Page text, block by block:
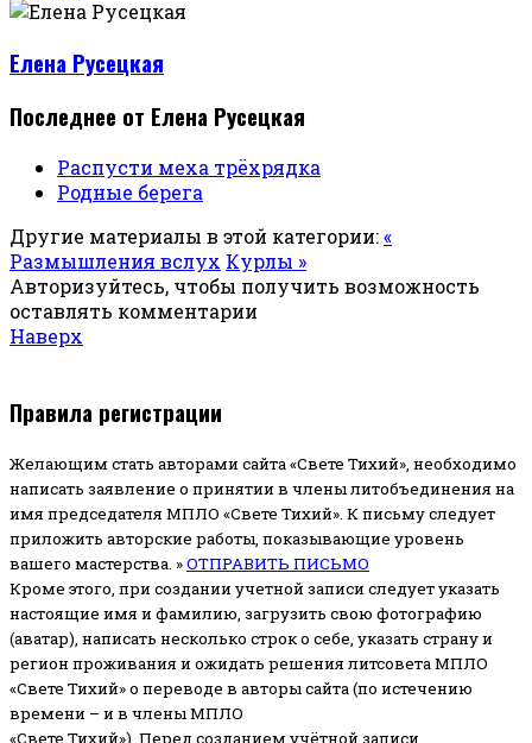
Елена Русецкая
Последнее от Елена Русецкая
Распусти меха трёхрядка
Родные берега
Другие материалы в этой категории:«
Размышления вслух Курлы »
Авторизуйтесь, чтобы получить возможность
оставлять комментарии
Наверх
Правила регистрации
Желающим стать авторами сайта «Свете Тихий», необходимо
написать заявление о принятии в члены литобъединения на
имя председателя МПЛО «Свете Тихий». К письму следует
приложить авторские работы, показывающие уровень
вашего мастерства. »ОТПРАВИТЬ ПИСЬМО
Кроме этого, при создании учетной записи следует указать
настоящие имя и фамилию, загрузить свою фотографию
(аватар), написать несколько строк о себе, указать страну и
регион проживания и ожидать решения литсовета МПЛО
«Свете Тихий» о переводе в авторы сайта (по истечению
времени – и в члены МПЛО